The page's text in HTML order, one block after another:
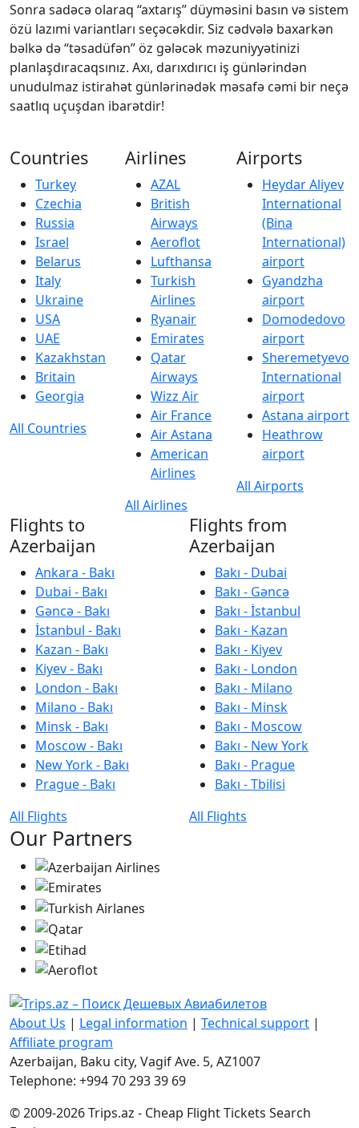
Sonra sadəcə olaraq “axtarış” düyməsini basın və sistem
özü lazımi variantları seçəcəkdir. Siz cədvələ baxarkən
bəlkə də “təsadüfən” öz gələcək məzuniyyətinizi
planlaşdıracaqsınız. Axı, darıxdırıcı iş günlərindən
unudulmaz istirahət günlərinədək məsafə cəmi bir neçə
saatlıq uçuşdan ibarətdir!
Countries
Turkey
Czechia
Russia
Israel
Belarus
Italy
Ukraine
USA
UAE
Kazakhstan
Britain
Georgia
All Countries
Airlines
AZAL
British
Airways
Aeroflot
Lufthansa
Turkish
Airlines
Ryanair
Emirates
Qatar
Airways
Wizz Air
Air France
Air Astana
American
Airlines
All Airlines
Airports
Heydar Aliyev
International
(Bina
International)
airport
Gyandzha
airport
Domodedovo
airport
Sheremetyevo
International
airport
Astana airport
Heathrow
airport
All Airports
Flights to
Azerbaijan
Ankara - Bakı
Dubai - Bakı
Gəncə - Bakı
İstanbul - Bakı
Kazan - Bakı
Kiyev - Bakı
London - Bakı
Milano - Bakı
Minsk - Bakı
Moscow - Bakı
New York - Bakı
Prague - Bakı
All Flights
Flights from
Azerbaijan
Bakı - Dubai
Bakı - Gəncə
Bakı - İstanbul
Bakı - Kazan
Bakı - Kiyev
Bakı - London
Bakı - Milano
Bakı - Minsk
Bakı - Moscow
Bakı - New York
Bakı - Prague
Bakı - Tbilisi
All Flights
Our Partners
About Us | Legal information | Technical support |
Affiliate program
Azerbaijan, Baku city, Vagif Ave. 5, AZ1007
Telephone: +994 70 293 39 69
© 2009-2026 Trips.az - Cheap Flight Tickets Search